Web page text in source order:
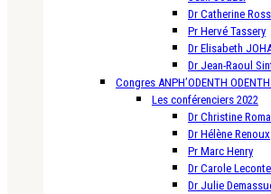
Dr Catherine
Pr Hervé Tassery
Dr Elisabeth
Dr Jean-Raoul
Congres ANPH’ODENTH
Les conférenciers 2022
Dr Christine
Dr Hélène Renoux
Pr Marc Henry
Dr Carole Leconte
Dr Julie